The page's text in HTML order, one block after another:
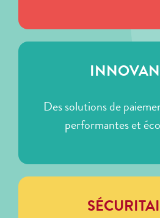
Des solutions de
performantes et